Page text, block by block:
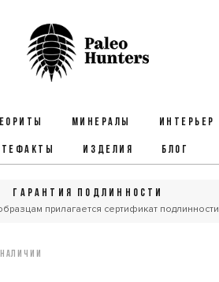
МИНЕРАЛЫ ИНТЕРЬЕР
ИЗДЕЛИЯ БЛОГ
ГАРАНТИЯ ПОДЛИННОСТИ
прилагается сертификат подлинности